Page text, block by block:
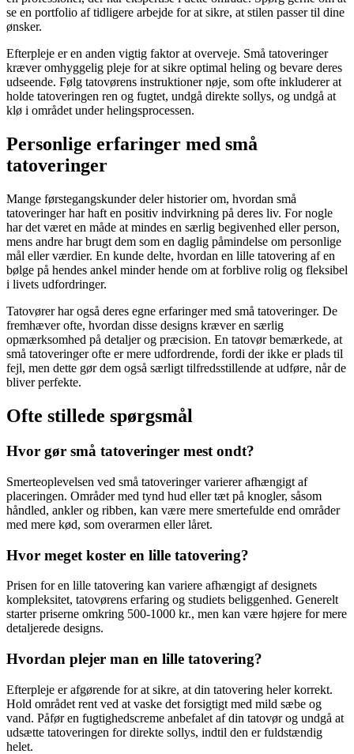
se en portfolio af tidligere arbejde for at sikre, at stilen passer til dine
ønsker.
Efterpleje er en anden vigtig faktor at overveje. Små tatoveringer
kræver omhyggelig pleje for at sikre optimal heling og bevare deres
udseende. Følg tatovørens instruktioner nøje, som ofte inkluderer at
holde tatoveringen ren og fugtet, undgå direkte sollys, og undgå at
klø i området under helingsprocessen.
Personlige erfaringer med små
tatoveringer
Mange førstegangskunder deler historier om, hvordan små
tatoveringer har haft en positiv indvirkning på deres liv. For nogle
har det været en måde at mindes en særlig begivenhed eller person,
mens andre har brugt dem som en daglig påmindelse om personlige
mål eller værdier. En kunde delte, hvordan en lille tatovering af en
bølge på hendes ankel minder hende om at forblive rolig og fleksibel
i livets udfordringer.
Tatovører har også deres egne erfaringer med små tatoveringer. De
fremhæver ofte, hvordan disse designs kræver en særlig
opmærksomhed på detaljer og præcision. En tatovør bemærkede, at
små tatoveringer ofte er mere udfordrende, fordi der ikke er plads til
fejl, men dette gør dem også særligt tilfredsstillende at udføre, når de
bliver perfekte.
Ofte stillede spørgsmål
Hvor gør små tatoveringer mest ondt?
Smerteoplevelsen ved små tatoveringer varierer afhængigt af
placeringen. Områder med tynd hud eller tæt på knogler, såsom
håndled, ankler og ribben, kan være mere smertefulde end områder
med mere kød, som overarmen eller låret.
Hvor meget koster en lille tatovering?
Prisen for en lille tatovering kan variere afhængigt af designets
kompleksitet, tatovørens erfaring og studiets beliggenhed. Generelt
starter priserne omkring 500-1000 kr., men kan være højere for mere
detaljerede designs.
Hvordan plejer man en lille tatovering?
Efterpleje er afgørende for at sikre, at din tatovering heler korrekt.
Hold området rent ved at vaske det forsigtigt med mild sæbe og
vand. Påfør en fugtighedscreme anbefalet af din tatovør og undgå at
udsætte tatoveringen for direkte sollys, indtil den er fuldstændig
helet.